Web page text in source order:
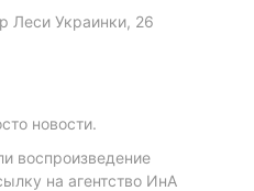
Леси Украинки, 26
новости.
воспроизведение
на агентство ИнА